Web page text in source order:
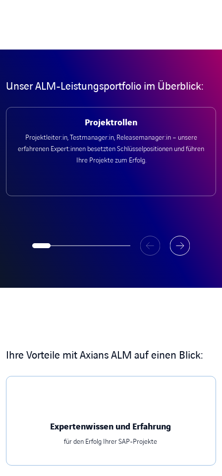
Unser ALM-Leistungsportfolio im Überblick:
Projektrollen
Projektleiter:in, Testmanager:in, Releasemanager:in – unsere
erfahrenen Expert:innen besetzten Schlüsselpositionen und führen
Ihre Projekte zum Erfolg.
Ihre Vorteile mit Axians ALM auf einen Blick:
Expertenwissen und Erfahrung
für den Erfolg Ihrer SAP-Projekte